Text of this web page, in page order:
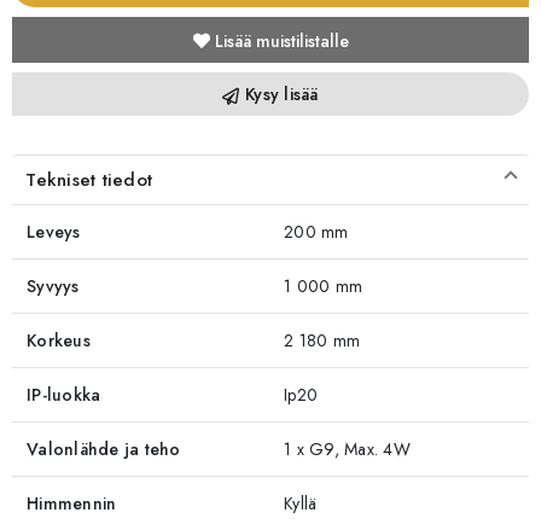
Lisää muistilistalle
Kysy lisää
Tekniset tiedot
Leveys 200 mm
Syvyys 1 000 mm
Korkeus 2 180 mm
IP-luokka Ip20
Valonlähde ja teho 1 x G9, Max. 4W
Himmennin Kyllä